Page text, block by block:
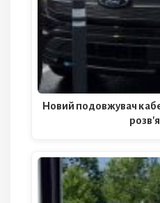
Новий подовжувач